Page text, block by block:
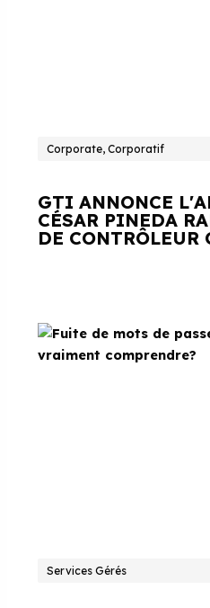
Corporate, Corporatif
GTI ANNONCE
CÉSAR PINEDA
DE CONTRÔLEUR
Services Gérés